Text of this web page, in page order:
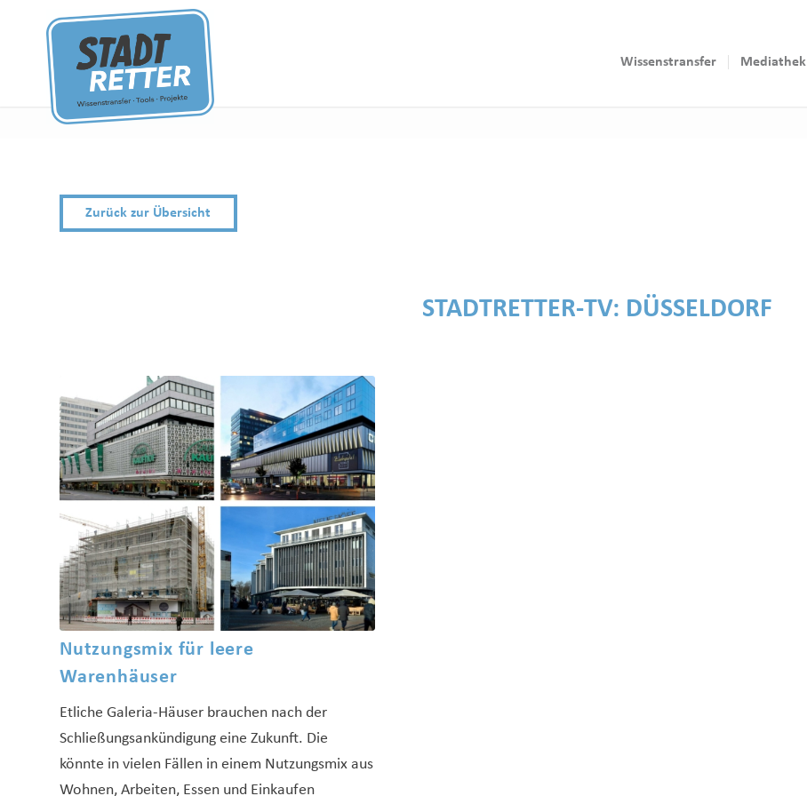
Wissenstransfer Mediathek
Zurück zur Übersicht
STADTRETTER-TV: DÜSSELDORF
Nutzungsmix für leere
Warenhäuser
Etliche Galeria-Häuser brauchen nach der
Schließungsankündigung eine Zukunft. Die
könnte in vielen Fällen in einem Nutzungsmix aus
Wohnen, Arbeiten, Essen und Einkaufen